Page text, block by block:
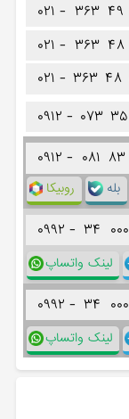
۰۲۱ - ۳۶۳ ۴۹
۰۲۱ - ۳۶۳ ۴۸
۰۲۱ - ۳۶۳ ۴۸
۰۹۱۲ - ۰۷۳ ۳۵
۰۹۱۲ - ۰۸۱ ۸۳
روبیکا بله
۰۹۹۲ - ۳۴ ۰۰۰
لینک واتساپ
۰۹۹۲ - ۳۴ ۰۰۰
لینک واتساپ